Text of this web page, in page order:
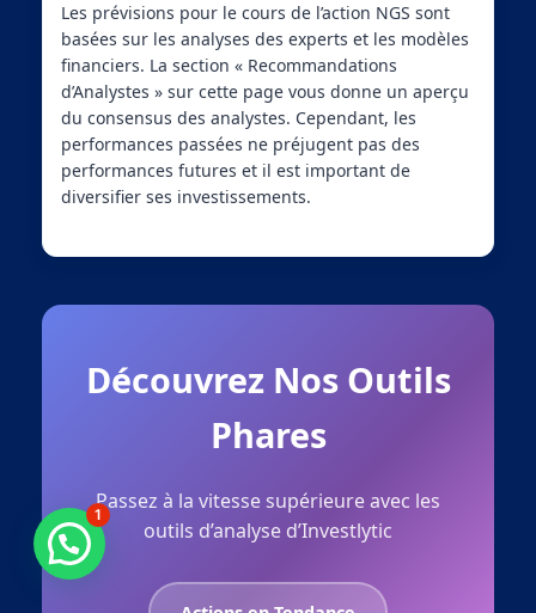
Les prévisions pour le cours de l’action NGS sont
basées sur les analyses des experts et les modèles
financiers. La section « Recommandations
d’Analystes » sur cette page vous donne un aperçu
du consensus des analystes. Cependant, les
performances passées ne préjugent pas des
performances futures et il est important de
diversifier ses investissements.
Découvrez Nos Outils
Phares
Passez à la vitesse supérieure avec les
outils d’analyse d’Investlytic
Besoin d'aide ?
1